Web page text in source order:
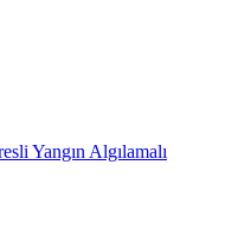
Yangın Algılamalı